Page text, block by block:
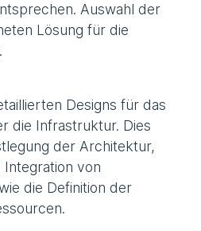
Auswahl der
Lösung für die
Designs für das
die Infrastruktur. Dies
der Architektur,
Integration von
die Definition der